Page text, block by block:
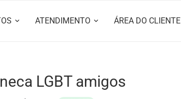
ATENDIMENTO ÁREA DO CLIENTE
LGBT amigos